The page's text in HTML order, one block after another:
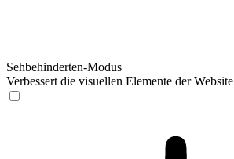
Sehbehinderten-Modus
Verbessert die visuellen Elemente der Website